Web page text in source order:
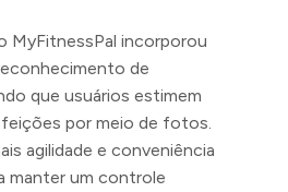
MyFitnessPal incorporou
de
que usuários estimem
por meio de fotos.
agilidade e conveniência
manter um controle